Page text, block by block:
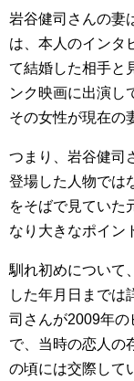
岩谷健司さんの妻
は、本人のインタ
て結婚した相手と
ンク映画に出演し
その女性が現在の
つまり、岩谷健司
登場した人物では
をそばで見ていた
なり大きなポイン
馴れ初めについて
した年月日までは
司さんが2009年
で、当時の恋人の
の頃には交際して